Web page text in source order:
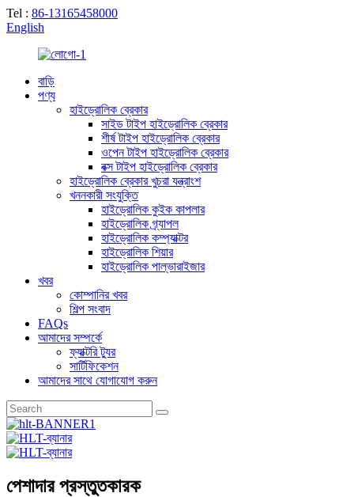
Tel : 86-13165458000
English
বাড়ি
পণ্য
হাইড্রোলিক ব্রেকার
সাইড টাইপ হাইড্রোলিক ব্রেকার
শীর্ষ টাইপ হাইড্রোলিক ব্রেকার
ওপেন টাইপ হাইড্রোলিক ব্রেকার
বক্স টাইপ হাইড্রোলিক ব্রেকার
হাইড্রোলিক ব্রেকার খুচরা যন্ত্রাংশ
খননকারী সংযুক্তি
হাইড্রোলিক কুইক কাপলার
হাইড্রোলিক গ্র্যাপল
হাইড্রোলিক কম্প্যাক্টর
হাইড্রোলিক শিয়ার
হাইড্রোলিক পাল্ভারাইজার
খবর
কোম্পানির খবর
শিল্প সংবাদ
FAQs
আমাদের সম্পর্কে
ফ্যাক্টরি ট্যুর
সার্টিফিকেশন
আমাদের সাথে যোগাযোগ করুন
পেশাদার প্রস্তুতকারক